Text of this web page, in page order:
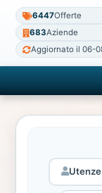
6447Offerte
683Aziende
Aggiornato il 06-